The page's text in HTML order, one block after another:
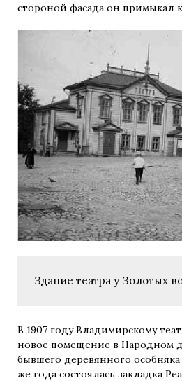
стороной фасада он примыкал к
Здание театра у Золотых
В 1907 году Владимирскому
новое помещение в Народном
бывшего деревянного
же года состоялась закладка